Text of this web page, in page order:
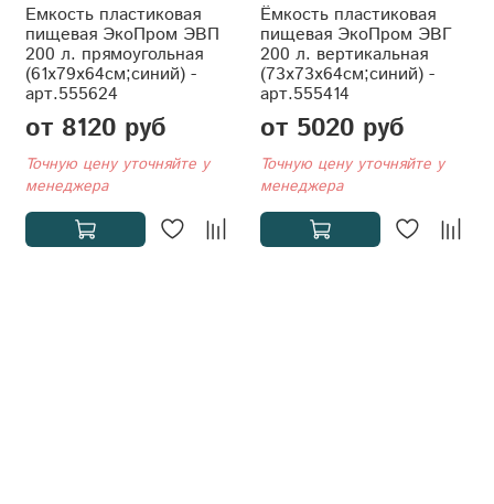
Емкость пластиковая
пищевая ЭкоПром ЭВП
200 л. прямоугольная
(61x79x64см;синий) -
арт.555624
от 8120 руб
Точную цену уточняйте у
менеджера
Ёмкость пластиковая
пищевая ЭкоПром ЭВГ
200 л. вертикальная
(73x73x64см;синий) -
арт.555414
от 5020 руб
Точную цену уточняйте у
менеджера